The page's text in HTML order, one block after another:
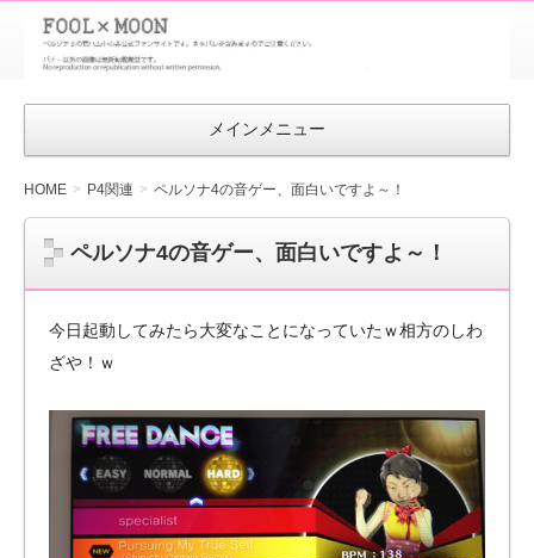
FOOL×MOON
｜ペルソナ
3 荒ハム中
メインメニュー
HOME P4関連 ペルソナ4の音ゲー、面白いですよ～！
ペルソナ4の音ゲー、面白いですよ～！
今日起動してみたら大変なことになっていたｗ相方のしわ
ざや！ｗ